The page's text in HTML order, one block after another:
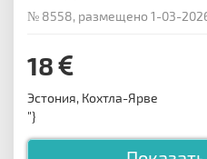
№ 8558, размещено 1-03-
18
Эстония, Кохтла-Ярве
"}